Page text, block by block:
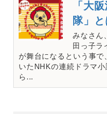
「大
隊」
みなさん
田っ子ラ
が舞台になるという事
いたNHKの連続ドラマ
ら...